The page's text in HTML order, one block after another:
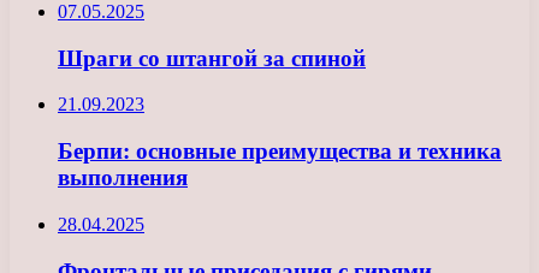
07.05.2025
Шраги со штангой за спиной
21.09.2023
Берпи: основные преимущества и техника
выполнения
28.04.2025